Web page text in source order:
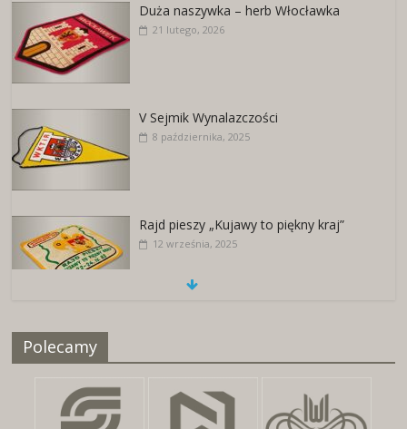
Duża naszywka – herb Włocławka
21 lutego, 2026
V Sejmik Wynalazczości
8 października, 2025
Rajd pieszy „Kujawy to piękny kraj”
12 września, 2025
Polecamy